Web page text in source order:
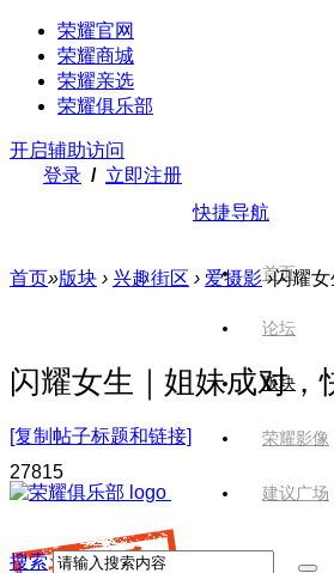
荣耀官网
荣耀商城
荣耀亲选
荣耀俱乐部
开启辅助访问
登录 / 立即注册
快捷导航
首页
论坛
版块
荣耀影像
建议广场
搜索
首页»版块 › 兴趣街区 › 爱摄影 ›闪耀
闪耀女生｜姐妹成对，
[复制帖子标题和链接]
27815